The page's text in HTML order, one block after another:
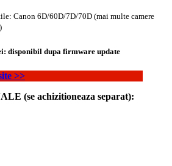
Canon 6D/60D/7D/70D (mai multe camere
disponibil dupa firmware update
>>
(se achizitioneaza separat):